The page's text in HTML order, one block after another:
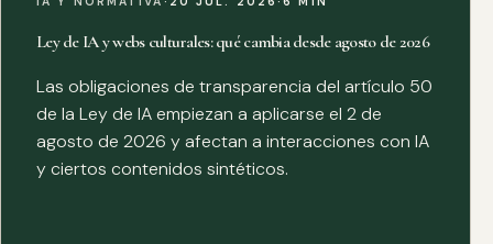
Ley de IA y webs culturales: qué cambia desde agosto de 2026
Las obligaciones de transparencia del artículo 50
de la Ley de IA empiezan a aplicarse el 2 de
agosto de 2026 y afectan a interacciones con IA
y ciertos contenidos sintéticos.